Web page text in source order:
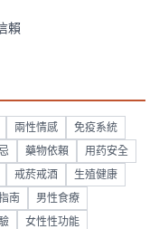
賴
兩性情感 免疫系統
藥物依賴 用药安全
戒菸戒酒 生殖健康
南 男性食療
女性性功能